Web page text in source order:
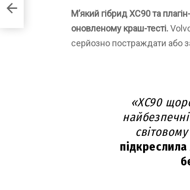
М’який гібрид XC90 та
оновленому краш-тесті.
серйозно постраждати або
«XC90